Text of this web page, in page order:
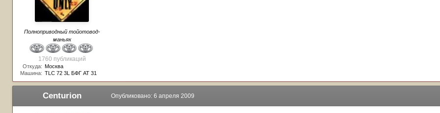
Полноприводный тойотовод-
маньяк
1760 публикаций
Откуда: Москва
Машина: TLC 72 3L БФГ АТ 31
Centurion Опубликовано: 6 апреля 2009